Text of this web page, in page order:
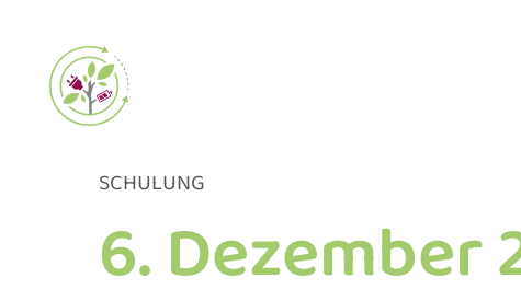
springen
SCHULUNG
6.